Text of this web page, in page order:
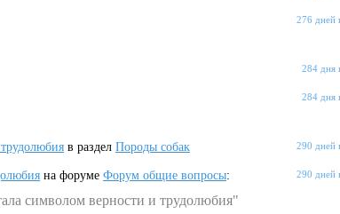
276 дней
284 дня
284 дня
290 дней
в раздел Породы собак
290 дней
на форуме Форум общие вопросы:
символом верности и трудолюбия"